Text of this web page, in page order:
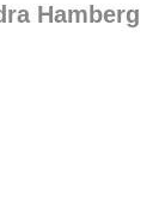
Hamberg